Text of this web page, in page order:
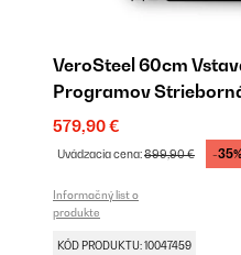
VeroSteel 60cm
Programov
579,90 €
Uvádzacia cena:899,90 € -35%
Informačný list o
produkte
KÓD PRODUKTU: 10047459